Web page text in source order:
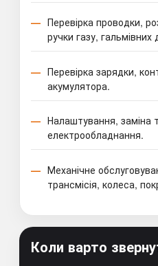
Перевірка проводки,
ручки газу, гальмівних
Перевірка зарядки,
акумулятора.
Налаштування, заміна
електрообладнання.
Механічне
трансмісія, колеса,
Коли варто